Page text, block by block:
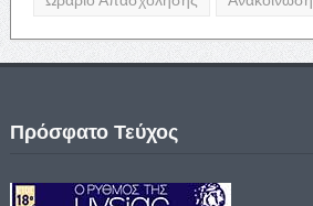
Πρόσφατο Τεύχος